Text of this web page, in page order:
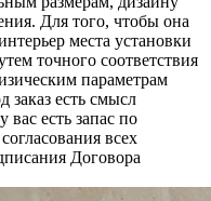
Для того, чтобы она
места установки
точного соответствия
параметрам
заказ есть смысл
вас есть запас по
всех
Договора